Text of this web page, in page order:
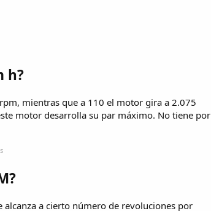
h?
mientras que a 110 el motor gira a 2.075
motor desarrolla su par máximo. No tiene por
a cierto número de revoluciones por